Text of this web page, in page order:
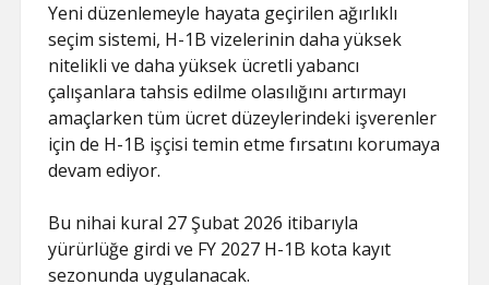
Yeni düzenlemeyle hayata geçirilen ağırlıklı
seçim sistemi, H-1B vizelerinin daha yüksek
nitelikli ve daha yüksek ücretli yabancı
çalışanlara tahsis edilme olasılığını artırmayı
amaçlarken tüm ücret düzeylerindeki işverenler
için de H-1B işçisi temin etme fırsatını korumaya
devam ediyor.
Bu nihai kural 27 Şubat 2026 itibarıyla
yürürlüğe girdi ve FY 2027 H-1B kota kayıt
sezonunda uygulanacak.